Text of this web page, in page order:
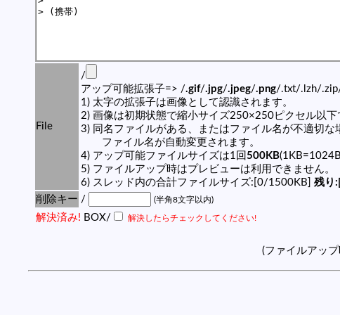
File
/
アップ可能拡張子=> /.gif/.jpg/.jpeg/.png/.txt/.lzh/
1) 太字の拡張子は画像として認識されます。
2) 画像は初期状態で縮小サイズ250×250ピクセル以下
3) 同名ファイルがある、またはファイル名が不適切な
ファイル名が自動変更されます。
4) アップ可能ファイルサイズは1回 500KB
5) ファイルアップ時はプレビューは利用できません。
6) スレッド内の合計ファイルサイズ:[0/1500KB] 残り
削除キー / (半角8文字以内)
解決済み! BOX/ 解決したらチェックしてください!
(ファイルアッ